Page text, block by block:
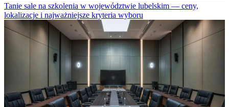
Tanie sale na szkolenia w województwie lubelskim — ceny,
lokalizacje i najważniejsze kryteria wyboru